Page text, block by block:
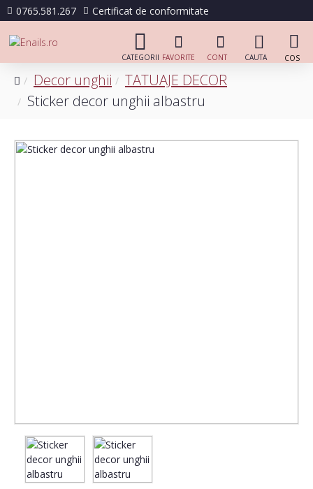
0765.581.267 Certificat de conformitate
Decor unghii
TATUAJE DECOR
Sticker decor unghii albastru